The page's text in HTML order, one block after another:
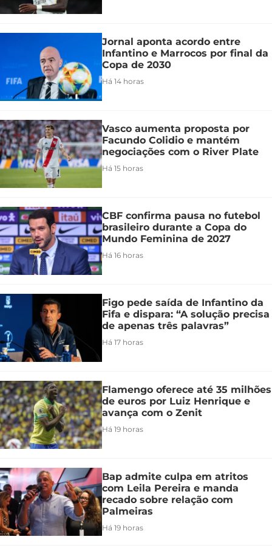
Jornal aponta acordo entre
Infantino e Marrocos por final da
Copa de 2030
Há 14 horas
Vasco aumenta proposta por
Facundo Colidio e mantém
negociações com o River Plate
Há 15 horas
CBF confirma pausa no futebol
brasileiro durante a Copa do
Mundo Feminina de 2027
Há 16 horas
Figo pede saída de Infantino da
Fifa e dispara: “A solução precisa
de apenas três palavras”
Há 17 horas
Flamengo oferece até 35 milhões
de euros por Luiz Henrique e
avança com o Zenit
Há 19 horas
Bap admite culpa em atritos
com Leila Pereira e manda
recado sobre relação com
Palmeiras
Há 19 horas